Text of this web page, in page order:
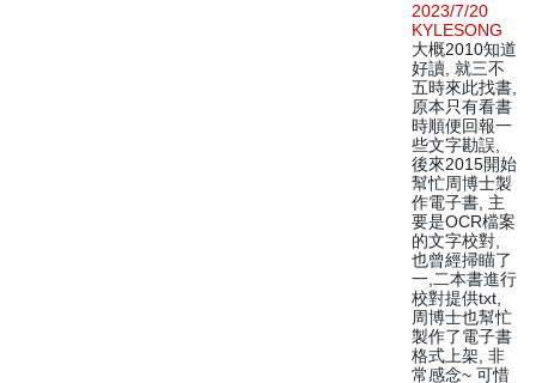
2023/7/20
KYLESONG
大概2010知道
好讀, 就三不
五時來此找書,
原本只有看書
時順便回報一
些文字勘誤,
後來2015開始
幫忙周博士製
作電子書, 主
要是OCR檔案
的文字校對,
也曾經掃瞄了
一,二本書進行
校對提供txt,
周博士也幫忙
製作了電子書
格式上架, 非
常感念~ 可惜